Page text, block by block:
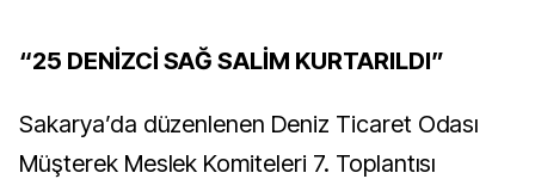
“25 DENİZCİ SAĞ SALİM KURTARILDI”
Sakarya’da düzenlenen Deniz Ticaret Odası
Müşterek Meslek Komiteleri 7. Toplantısı